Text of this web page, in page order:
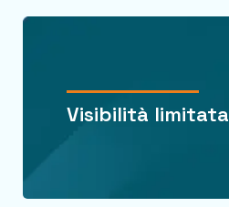
Visibilità